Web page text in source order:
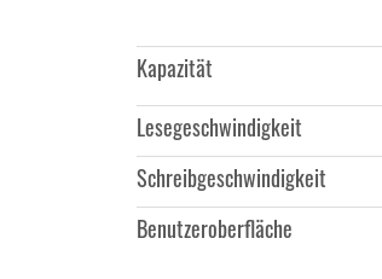
Kapazität
Lesegeschwindigkeit
Schreibgeschwindigkeit
Benutzeroberfläche